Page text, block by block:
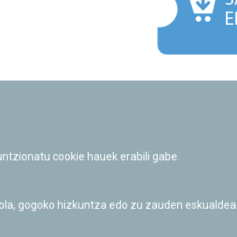
Informazio
cookie hauek erabili gabe.
gogoko hizkuntza edo zu zauden eskualdea.